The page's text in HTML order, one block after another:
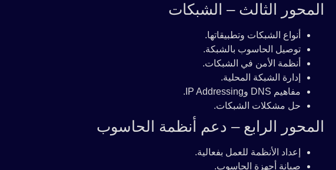
المحور الثالث – الشبكات
أنواع الشبكات وتطبيقاتها.
توصيل الحاسوب بالشبكة.
أنظمة الأمن في الشبكات.
إدارة الشبكة المحلية.
مفاهيم DNS وIP Addressing.
حل مشكلات الشبكات.
المحور الرابع – دعم أنظمة الحاسوب
إعداد الأنظمة للعمل بفعالية.
صيانة أجهزة الحاسوب.